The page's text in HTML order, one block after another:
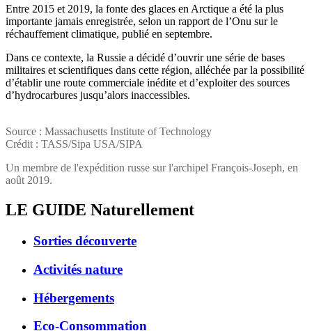
Entre 2015 et 2019, la fonte des glaces en Arctique a été la plus
importante jamais enregistrée, selon un rapport de l’Onu sur le
réchauffement climatique, publié en septembre.
Dans ce contexte, la Russie a décidé d’ouvrir une série de bases
militaires et scientifiques dans cette région, alléchée par la possibilité
d’établir une route commerciale inédite et d’exploiter des sources
d’hydrocarbures jusqu’alors inaccessibles.
Source : Massachusetts Institute of Technology
Crédit : TASS/Sipa USA/SIPA
Un membre de l'expédition russe sur l'archipel François-Joseph, en
août 2019.
LE GUIDE Naturellement
Sorties découverte
Activités nature
Hébergements
Eco-Consommation